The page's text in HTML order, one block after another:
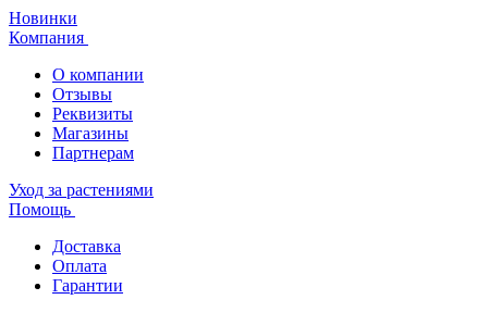
Новинки
Компания
О компании
Отзывы
Реквизиты
Магазины
Партнерам
Уход за растениями
Помощь
Доставка
Оплата
Гарантии